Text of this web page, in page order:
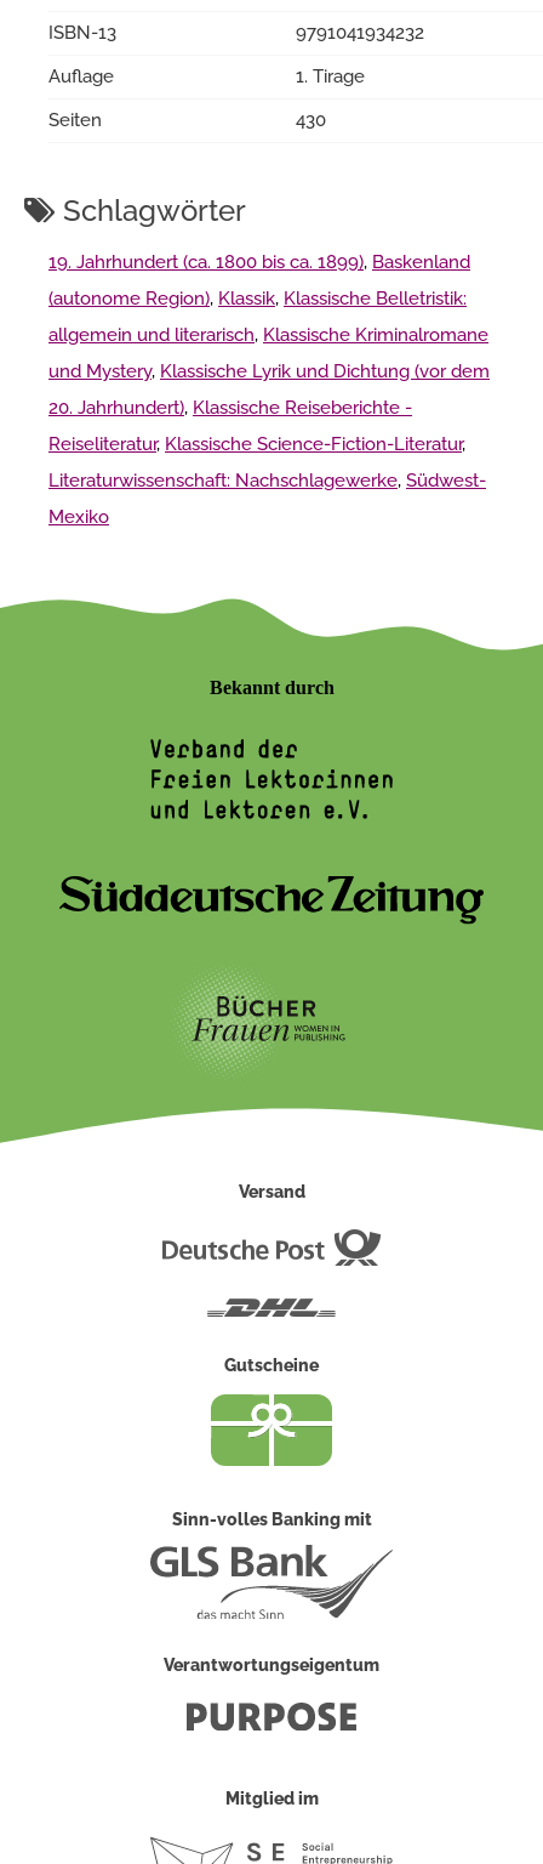
ISBN-13
9791041934232
Auflage
1. Tirage
Seiten
430
Schlagwörter
19. Jahrhundert (ca. 1800 bis ca. 1899), Baskenland
(autonome Region), Klassik, Klassische Belletristik:
allgemein und literarisch, Klassische Kriminalromane
und Mystery, Klassische Lyrik und Dichtung (vor dem
20. Jahrhundert), Klassische Reiseberichte -
Reiseliteratur, Klassische Science-Fiction-Literatur,
Literaturwissenschaft: Nachschlagewerke, Südwest-
Mexiko
Bekannt durch
Versand
Gutscheine
Sinn-volles Banking mit
Verantwortungseigentum
Mitglied im